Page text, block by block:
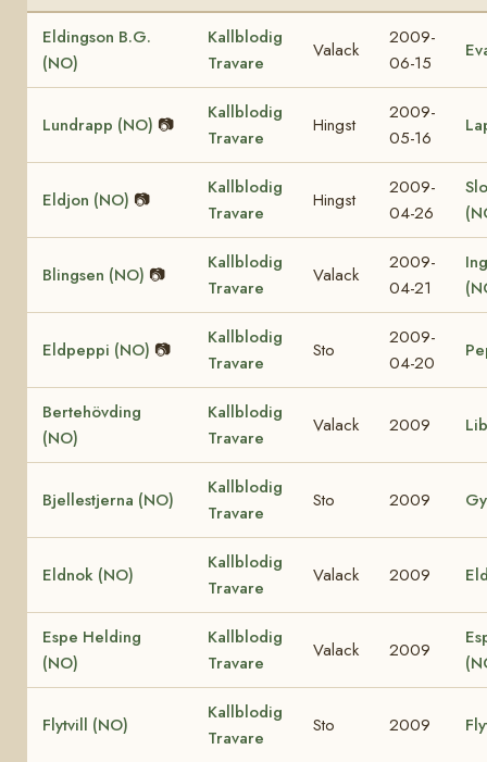
Eldingson B.G.
(NO)
Kallblodig
Travare
Valack
2009-
06-15
Lundrapp (NO) 📷
Kallblodig
Travare
Hingst
2009-
05-16
Eldjon (NO) 📷
Kallblodig
Travare
Hingst
2009-
04-26
Blingsen (NO) 📷
Kallblodig
Travare
Valack
2009-
04-21
Eldpeppi (NO) 📷
Kallblodig
Travare
Sto
2009-
04-20
Bertehövding
(NO)
Kallblodig
Travare
Valack 2009
Bjellestjerna (NO)
Kallblodig
Travare
Sto 2009
Eldnok (NO)
Kallblodig
Travare
Valack 2009
Espe Helding
(NO)
Kallblodig
Travare
Valack 2009
Flytvill (NO)
Kallblodig
Travare
Sto 2009